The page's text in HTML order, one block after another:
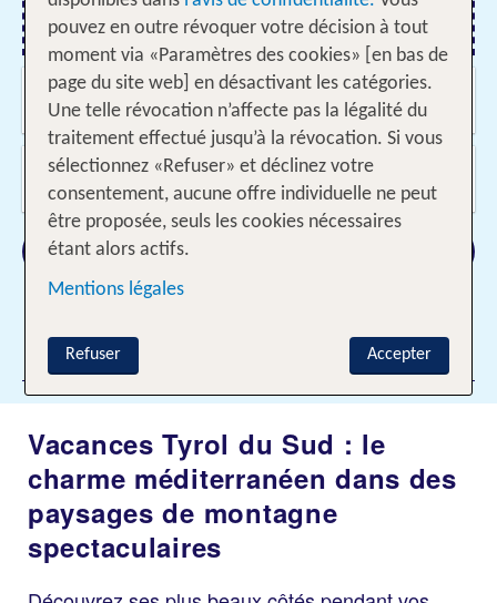
Ajouter un vol
Quand et pour combien de temps?
09.08.2026 - 02.06.2027, Date indifférente
Voyageurs?
2 Adultes
Rechercher
Ajouter des filtres
Vacances Tyrol du Sud : le
charme méditerranéen dans des
paysages de montagne
spectaculaires
pouvez en outre révoquer votre décision à tout
moment via «Paramètres des cookies» [en bas de
page du site web] en désactivant les catégories.
Une telle révocation n’affecte pas la légalité du
traitement effectué jusqu’à la révocation. Si vous
sélectionnez «Refuser» et déclinez votre
consentement, aucune offre individuelle ne peut
être proposée, seuls les cookies nécessaires
étant alors actifs.
Mentions légales
Accepter
Refuser